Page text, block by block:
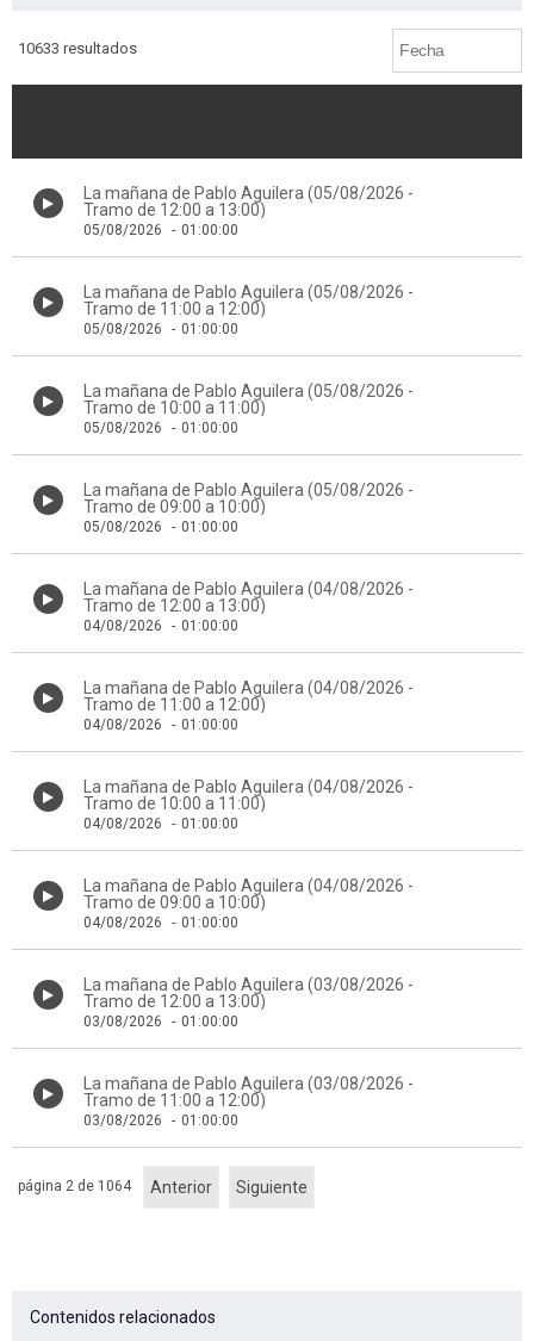
10633 resultados
La mañana de Pablo Aguilera (05/08/2026 -
Tramo de 12:00 a 13:00)
05/08/2026 - 01:00:00
La mañana de Pablo Aguilera (05/08/2026 -
Tramo de 11:00 a 12:00)
05/08/2026 - 01:00:00
La mañana de Pablo Aguilera (05/08/2026 -
Tramo de 10:00 a 11:00)
05/08/2026 - 01:00:00
La mañana de Pablo Aguilera (05/08/2026 -
Tramo de 09:00 a 10:00)
05/08/2026 - 01:00:00
La mañana de Pablo Aguilera (04/08/2026 -
Tramo de 12:00 a 13:00)
04/08/2026 - 01:00:00
La mañana de Pablo Aguilera (04/08/2026 -
Tramo de 11:00 a 12:00)
04/08/2026 - 01:00:00
La mañana de Pablo Aguilera (04/08/2026 -
Tramo de 10:00 a 11:00)
04/08/2026 - 01:00:00
La mañana de Pablo Aguilera (04/08/2026 -
Tramo de 09:00 a 10:00)
04/08/2026 - 01:00:00
La mañana de Pablo Aguilera (03/08/2026 -
Tramo de 12:00 a 13:00)
03/08/2026 - 01:00:00
La mañana de Pablo Aguilera (03/08/2026 -
Tramo de 11:00 a 12:00)
03/08/2026 - 01:00:00
Anterior Siguiente
página 2 de 1064
Contenidos relacionados